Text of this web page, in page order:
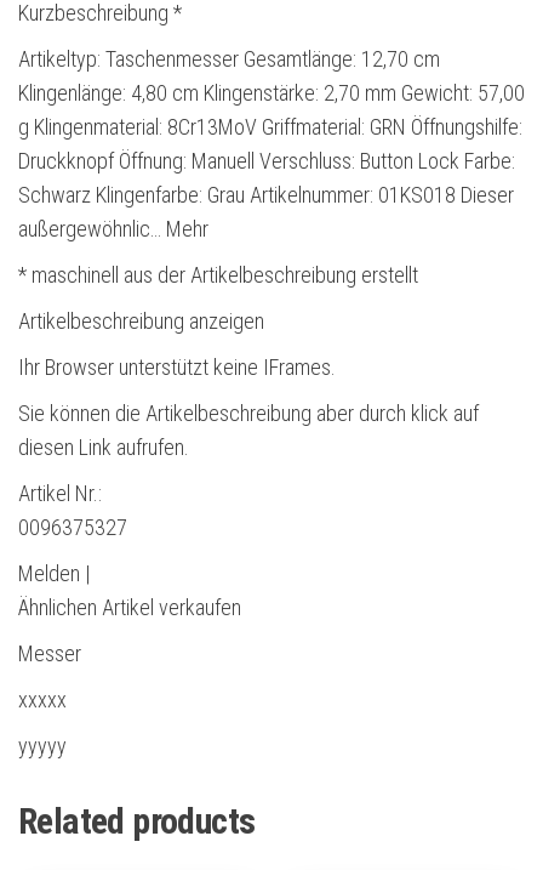
Kurzbeschreibung *
Artikeltyp: Taschenmesser Gesamtlänge: 12,70 cm
Klingenlänge: 4,80 cm Klingenstärke: 2,70 mm Gewicht: 57,00
g Klingenmaterial: 8Cr13MoV Griffmaterial: GRN Öffnungshilfe:
Druckknopf Öffnung: Manuell Verschluss: Button Lock Farbe:
Schwarz Klingenfarbe: Grau Artikelnummer: 01KS018 Dieser
außergewöhnlic… Mehr
* maschinell aus der Artikelbeschreibung erstellt
Artikelbeschreibung anzeigen
Ihr Browser unterstützt keine IFrames.
Sie können die Artikelbeschreibung aber durch klick auf
diesen Link aufrufen.
Artikel Nr.:
0096375327
Melden |
Ähnlichen Artikel verkaufen
Messer
xxxxx
yyyyy
Related products